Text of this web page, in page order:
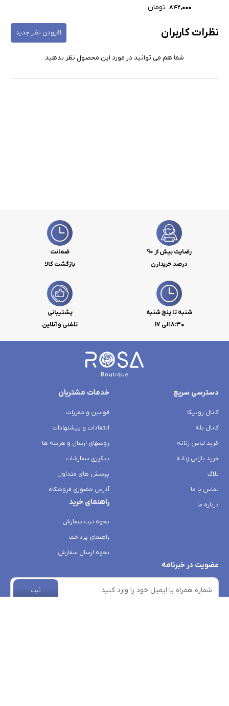
۸۴۲,۰۰۰ تومان
نظرات کاربران افزودن نظر جدید
شما هم می توانید در مورد این محصول نظر بدهید
رضایت بیش از 90
درصد خریدارن
ضمانت
بازگشت کالا
شنبه تا پنج شنبه
۸:۳۰ الی 17
پشتیبانی
تلفنی و آنلاین
دسترسی سریع
کانال روبیکا
کانال بله
خرید لباس زنانه
خرید بارانی زنانه
بلاگ
تماس با ما
درباره ما
خدمات مشتریان
قوانین و مقررات
انتقادات و پیشنهادات
روشهای ارسال و هزینه ها
پیگیری سفارشات
پرسش های متداول
آدرس حضوری فروشگاه
راهنمای خرید
نحوه ثبت سفارش
راهنمای پرداخت
نحوه ارسال سفارش
عضویت در خبرنامه
ثبت